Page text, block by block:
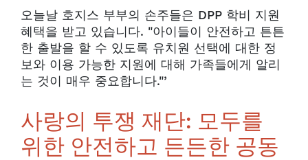
오늘날 호지스 부부의 손주들은 DPP 학비 지원
혜택을 받고 있습니다. "아이들이 안전하고 튼튼
한 출발을 할 수 있도록 유치원 선택에 대한 정
보와 이용 가능한 지원에 대해 가족들에게 알리
는 것이 매우 중요합니다."’
사랑의 투쟁 재단: 모두를
위한 안전하고 든든한 공동